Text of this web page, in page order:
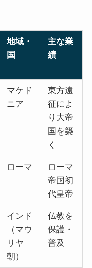
地域・
国
主な業
績
マケド
ニア
東方遠
征によ
り大帝
国を築
く
ローマ
ローマ
帝国初
代皇帝
インド
（マウ
リヤ
朝）
仏教を
保護・
普及